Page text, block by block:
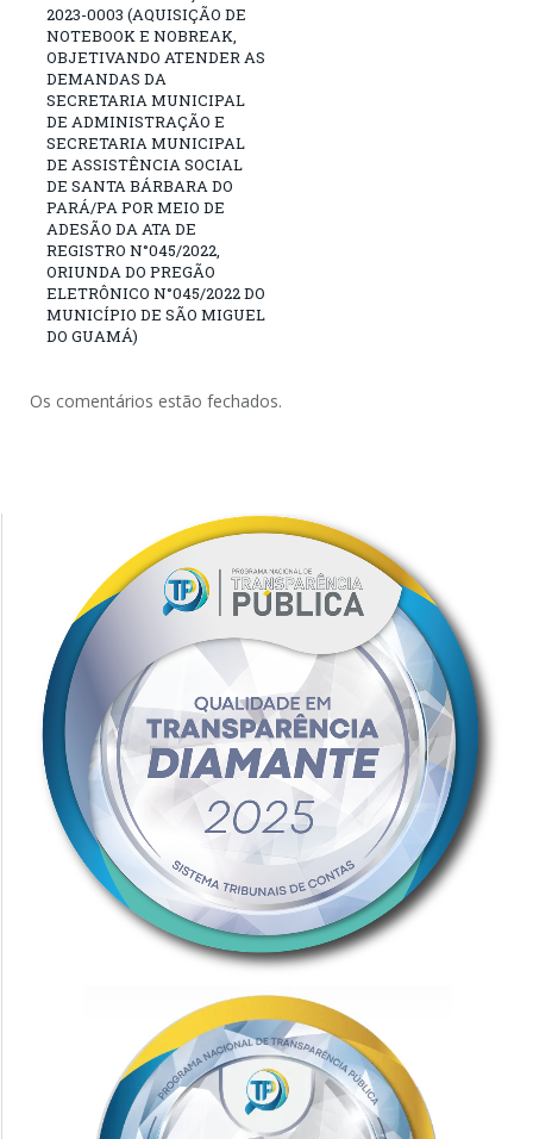
2023-0003 (AQUISIÇÃO DE
NOTEBOOK E NOBREAK,
OBJETIVANDO ATENDER AS
DEMANDAS DA
SECRETARIA MUNICIPAL
DE ADMINISTRAÇÃO E
SECRETARIA MUNICIPAL
DE ASSISTÊNCIA SOCIAL
DE SANTA BÁRBARA DO
PARÁ/PA POR MEIO DE
ADESÃO DA ATA DE
REGISTRO N°045/2022,
ORIUNDA DO PREGÃO
ELETRÔNICO N°045/2022 DO
MUNICÍPIO DE SÃO MIGUEL
DO GUAMÁ)
Os comentários estão fechados.